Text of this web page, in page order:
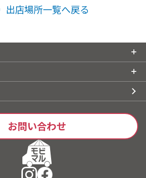
出店場所一覧へ戻る
お問い合わせ